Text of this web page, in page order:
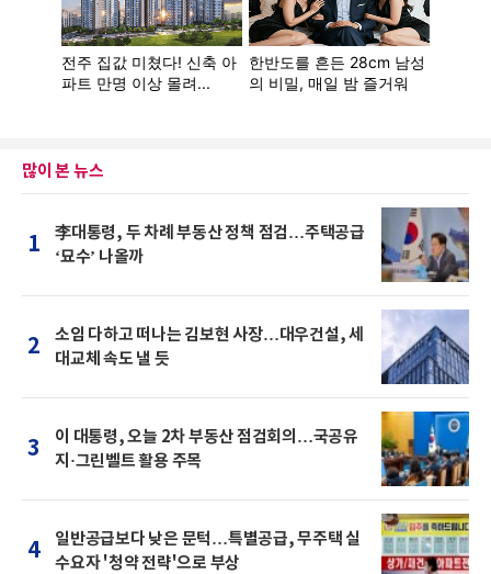
많이 본 뉴스
1
李대통령, 두 차례 부동산 정책 점검…주택공급
‘묘수’ 나올까
2
소임 다하고 떠나는 김보현 사장…대우건설, 세
대교체 속도 낼 듯
3
이 대통령, 오늘 2차 부동산 점검회의…국공유
지·그린벨트 활용 주목
4
일반공급보다 낮은 문턱…특별공급, 무주택 실
수요자 '청약 전략'으로 부상